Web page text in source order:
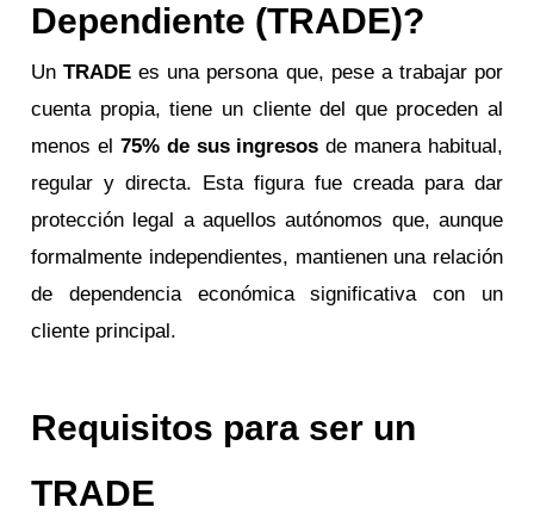
Dependiente (TRADE)?
UnTRADE es una persona que, pese a trabajar por
cuenta propia, tiene un cliente del que proceden al
menos el 75% de sus ingresos de manera habitual,
regular y directa. Esta figura fue creada para dar
protección legal a aquellos autónomos que, aunque
formalmente independientes, mantienen una relación
de dependencia económica significativa con un
cliente principal.
Requisitos para ser un
TRADE